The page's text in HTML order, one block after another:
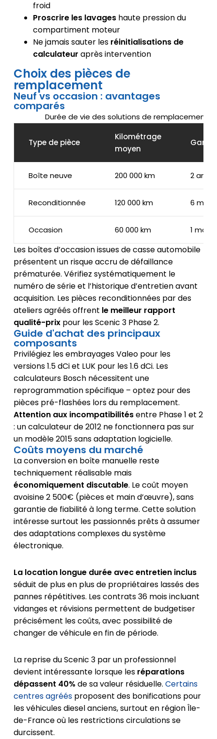
froid
Proscrire les lavageshaute pression du
compartiment moteur
Ne jamais sauter les réinitialisations de
calculateur après intervention
Choix des pièces de
remplacement
Neuf vs occasion : avantages
comparés
Durée de vie des solutions de remplacement
Type de pièce
Kilométrage
moyen
Boîte neuve 200 000 km 2 ans
Reconditionnée 120 000 km 6 mois
Occasion 60 000 km 1 mois
Les boîtes d’occasion issues de casse automobile
présentent un risque accru de défaillance
prématurée. Vérifiez systématiquement le
numéro de série et l’historique d’entretien avant
acquisition. Les pièces reconditionnées par des
ateliers agréés offrent le meilleur rapport
qualité-prixpour les Scenic 3 Phase 2.
Guide d'achat des principaux
composants
Privilégiez les embrayages Valeo pour les
versions 1.5 dCi et LUK pour les 1.6 dCi. Les
calculateurs Bosch nécessitent une
reprogrammation spécifique – optez pour des
pièces pré-flashées lors du remplacement.
Attention aux incompatibilitésentre Phase 1 et 2
: un calculateur de 2012 ne fonctionnera pas sur
un modèle 2015 sans adaptation logicielle.
Coûts moyens du marché
La conversion en boîte manuelle reste
techniquement réalisable mais
économiquement discutable. Le coût moyen
avoisine 2 500€ (pièces et main d’œuvre), sans
garantie de fiabilité à long terme. Cette solution
intéresse surtout les passionnés prêts à assumer
des adaptations complexes du système
électronique.
La location longue durée avec entretien inclus
séduit de plus en plus de propriétaires lassés des
pannes répétitives. Les contrats 36 mois incluant
vidanges et révisions permettent de budgetiser
précisément les coûts, avec possibilité de
changer de véhicule en fin de période.
La reprise du Scenic 3 par un professionnel
devient intéressante lorsque les réparations
dépassent 40% de sa valeur résiduelle. Certains
centres agréésproposent des bonifications pour
les véhicules diesel anciens, surtout en région Île-
de-France où les restrictions circulations se
durcissent.